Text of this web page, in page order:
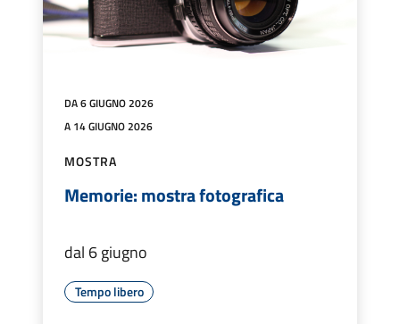
DA 6 GIUGNO 2026
A 14 GIUGNO 2026
MOSTRA
Memorie: mostra fotografica
dal 6 giugno
Tempo libero